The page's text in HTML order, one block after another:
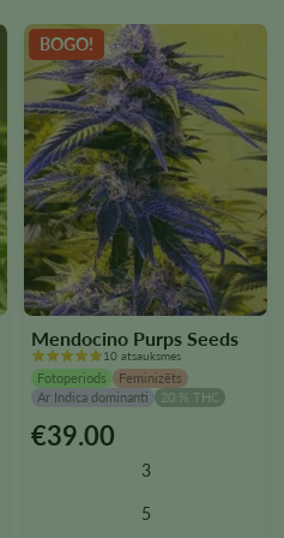
BOGO!
Mendocino Purps Seeds
10 atsauksmes
Fotoperiods
Feminizēts
Ar Indica dominanti
20 % THC
€39.00
3
5
Šim